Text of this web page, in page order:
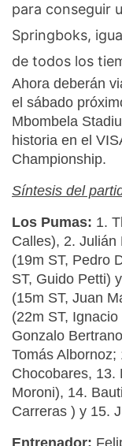
para conseguir
Springboks,
de todos los
Ahora deberán
el sábado
Mbombela
historia en el
Championship.
Síntesis del
Los Pumas: 1.
Calles), 2. Julián
(19m ST, Pedro
ST, Guido Petti)
(15m ST, Juan
(22m ST,
Gonzalo
Tomás
Chocobares, 13.
Moroni), 14.
Carreras ) y 15.